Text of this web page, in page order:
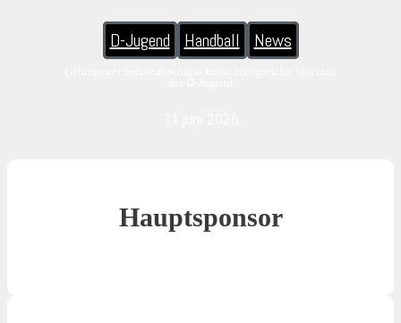
D-Jugend Handball News
Hauptsponsor